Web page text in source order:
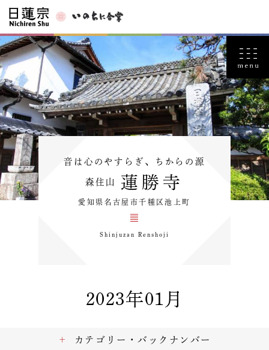
音は心のやすらぎ、ちからの源
森住山 蓮勝寺
愛知県名古屋市千種区池上町
Shinjuzan Renshoji
2023年01月
カテゴリー・バックナンバー